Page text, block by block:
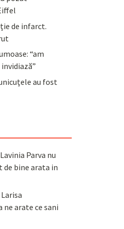
de infarct.
“am
au fost
Lavinia Parva nu
de bine arata in
ne arate ce sani